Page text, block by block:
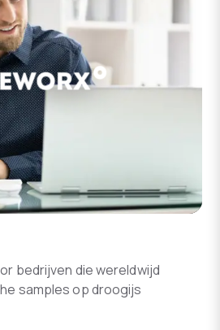
bedrijven die wereldwijd
samples op droogijs